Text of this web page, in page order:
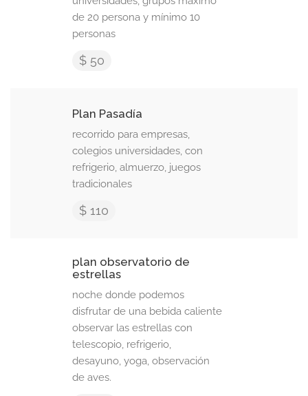
de 20 persona y mínimo 10
personas
$ 50
Plan Pasadía
recorrido para empresas,
colegios universidades, con
refrigerio, almuerzo, juegos
tradicionales
$ 110
plan observatorio de
estrellas
noche donde podemos
disfrutar de una bebida caliente
observar las estrellas con
telescopio, refrigerio,
desayuno, yoga, observación
de aves.